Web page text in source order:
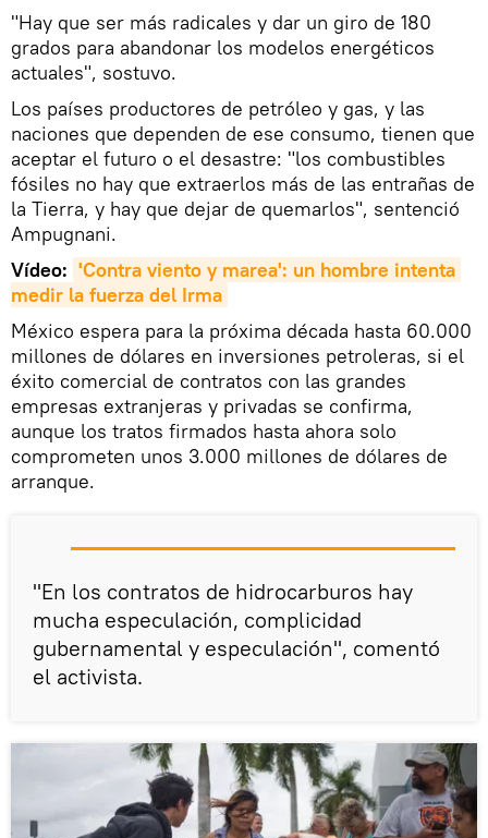
"Hay que ser más radicales y dar un giro de 180
grados para abandonar los modelos energéticos
actuales", sostuvo.
Los países productores de petróleo y gas, y las
naciones que dependen de ese consumo, tienen que
aceptar el futuro o el desastre: "los combustibles
fósiles no hay que extraerlos más de las entrañas de
la Tierra, y hay que dejar de quemarlos", sentenció
Ampugnani.
Vídeo: 'Contra viento y marea': un hombre intenta
medir la fuerza del Irma
México espera para la próxima década hasta 60.000
millones de dólares en inversiones petroleras, si el
éxito comercial de contratos con las grandes
empresas extranjeras y privadas se confirma,
aunque los tratos firmados hasta ahora solo
comprometen unos 3.000 millones de dólares de
arranque.
"En los contratos de hidrocarburos hay
mucha especulación, complicidad
gubernamental y especulación", comentó
el activista.